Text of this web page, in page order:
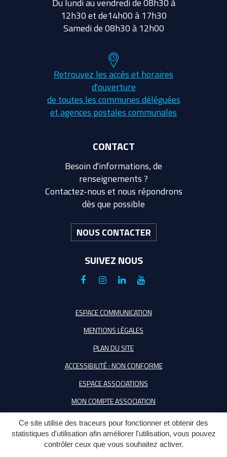
Ce site utilise des traceurs pour fonctionner et obtenir des
statistiques d'utilisation afin améliorer l'utilisation, vous pouvez
contrôler ceux que vous souhaitez activer.
Du lundi au vendredi de 08h30 à
12h30 et de14h00 à 17h30
Samedi de 08h30 à 12h00
Retrouvez les accès et horaires
d'ouverture
de toutes les communes déléguées
et agences postales communales
CONTACT
Besoin d'informations, de
renseignements ?
Contactez-nous et nous répondrons
dès que possible
NOUS CONTACTER
SUIVEZ NOUS
Lien
le
Facebook
Lien
le
compte
Instagram
Lien
le
compte
Linkedin
Lien
la
Youtube
ESPACE COMMUNICATION
MENTIONS LÉGALES
PLAN DU SITE
ACCESSIBILITÉ : NON CONFORME
ESPACE ASSOCIATIONS
MON COMPTE ASSOCIATION